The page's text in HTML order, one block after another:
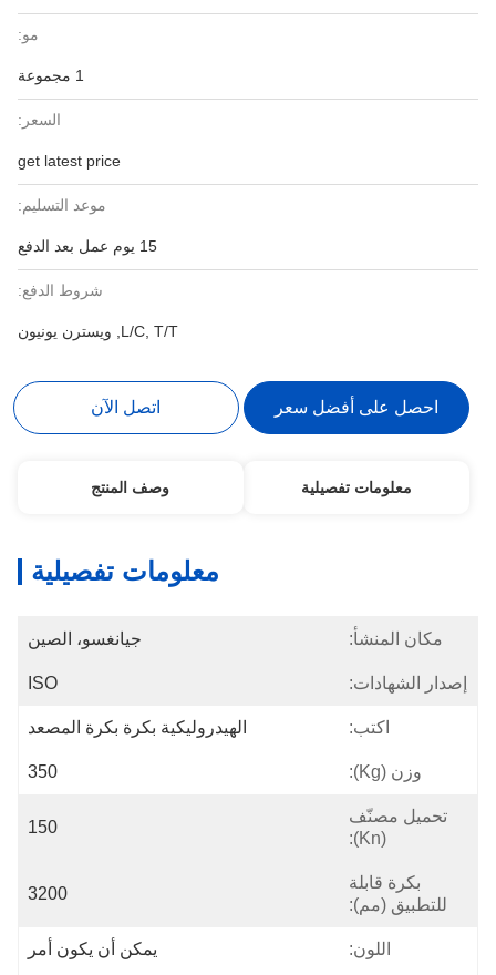
مو:
السعر:
get latest price
موعد التسليم:
15 يوم عمل بعد الدفع
شروط الدفع:
L/C, T/T, ويسترن يونيون
احصل على أفضل سعر اتصل الآن
معلومات تفصيلية وصف المنتج
معلومات تفصيلية
مكان المنشأ: جيانغسو، الصين
إصدار الشهادات: ISO
اكتب: الهيدروليكية بكرة بكرة المصعد
وزن (kg): 350
تحميل مصنّف
150
بكرة قابلة
للتطبيق (مم):
3200
اللون: يمكن أن يكون أمر